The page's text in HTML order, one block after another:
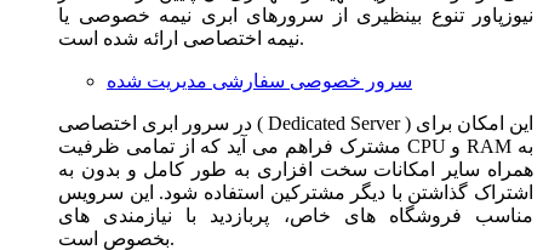
نیوزپاور تنوع بینظیری از سرورهای ابری نیمه خصوصی یا
نیمه اختصاصی ارائه شده است.
سرور خصوصی سفارشی مدیریت شده
در سرور ابری اختصاصی ( Dedicated Server ) این امکان برای
مشترک فراهم می آید که از تمامی ظرفیت CPU و RAM به
همراه سایر امکانات سخت افزاری به طور کامل و بدون به
اشتراک گذاشتن با دیگر مشترکین استفاده شود. این سرویس
مناسب فروشگاه های خاص، پربازدید با نیازمندی های
بخصوص است.